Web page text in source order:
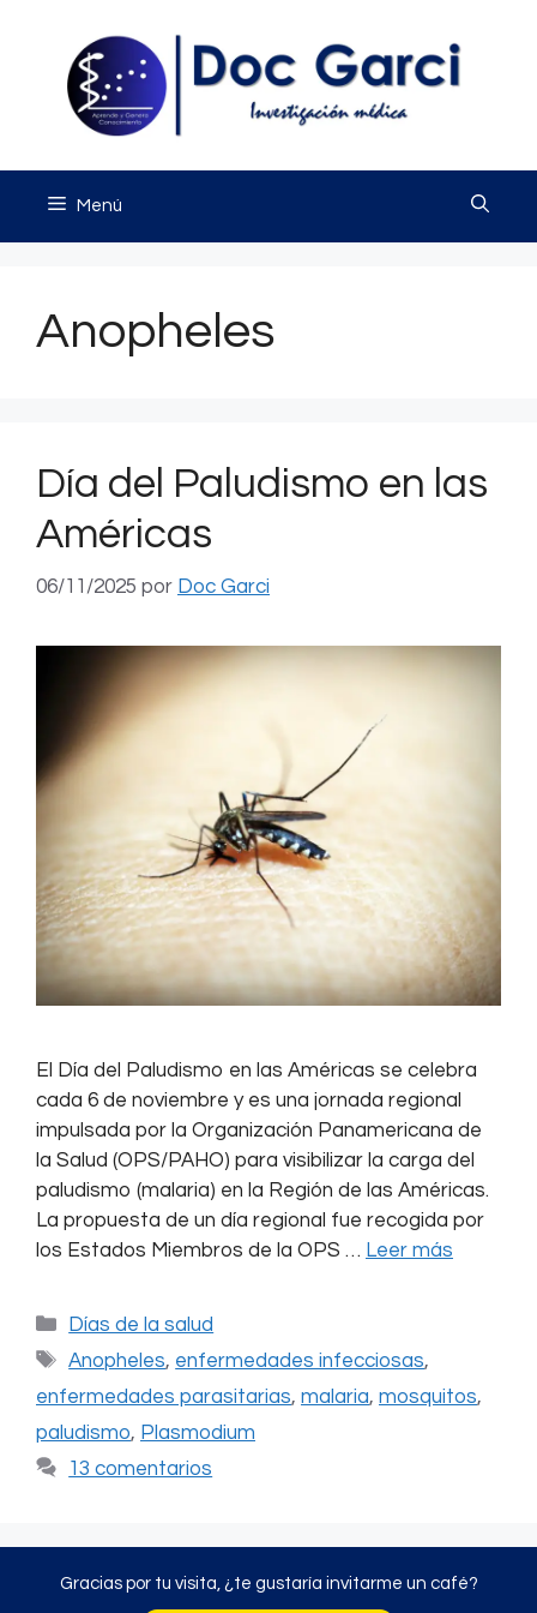
contenido
Menú
Anopheles
Día del Paludismo en las
Américas
06/11/2025 por Doc Garci
El Día del Paludismo en las Américas se celebra
cada 6 de noviembre y es una jornada regional
impulsada por la Organización Panamericana de
la Salud (OPS/PAHO) para visibilizar la carga del
paludismo (malaria) en la Región de las Américas.
La propuesta de un día regional fue recogida por
los Estados Miembros de la OPS … Leer más
Categorías
Días de la salud
Etiquetas
Anopheles, enfermedades infecciosas,
enfermedades parasitarias, malaria, mosquitos,
paludismo, Plasmodium
13 comentarios
Gracias por tu visita, ¿te gustaría invitarme un café?